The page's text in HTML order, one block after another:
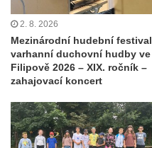
2. 8. 2026
Mezinárodní hudební festival
varhanní duchovní hudby ve
Filipově 2026 – XIX. ročník –
zahajovací koncert